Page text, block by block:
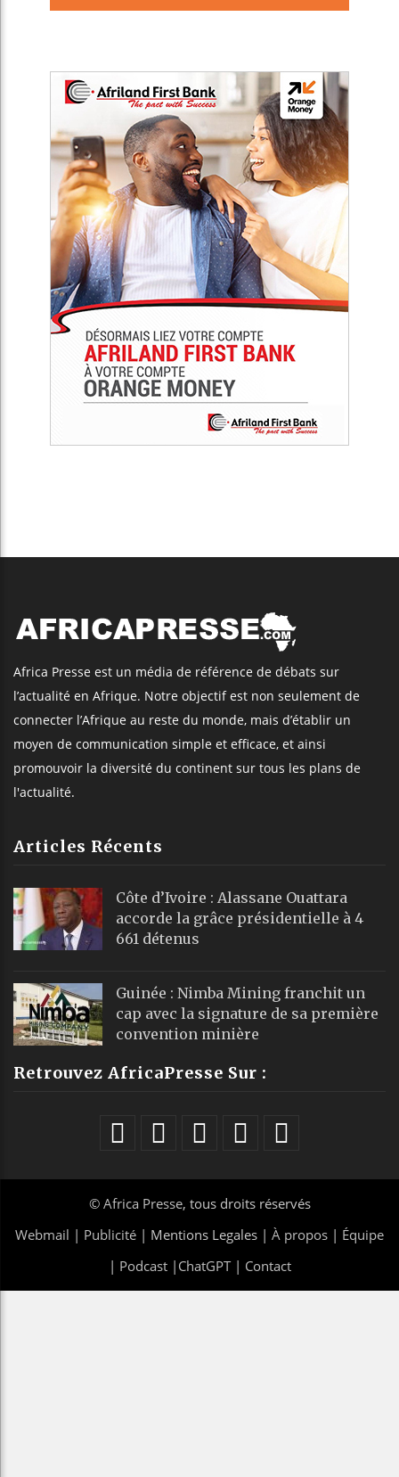
Africa Presse est un média de référence de débats sur
l’actualité en Afrique. Notre objectif est non seulement de
connecter l’Afrique au reste du monde, mais d’établir un
moyen de communication simple et efficace, et ainsi
promouvoir la diversité du continent sur tous les plans de
l'actualité.
Articles Récents
Côte d’Ivoire : Alassane Ouattara
accorde la grâce présidentielle à 4
661 détenus
Guinée : Nimba Mining franchit un
cap avec la signature de sa première
convention minière
Retrouvez AfricaPresse Sur :
© Africa Presse, tous droits réservés
Webmail | Publicité | Mentions Legales | À propos | Équipe
| Podcast| ChatGPT| Contact